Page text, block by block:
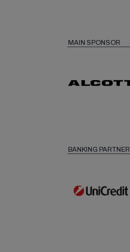
MAIN SPONSOR
BANKING PARTNER